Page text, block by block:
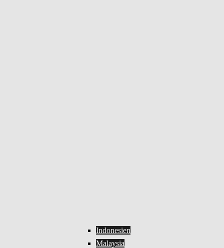
Indonesien
Malaysia